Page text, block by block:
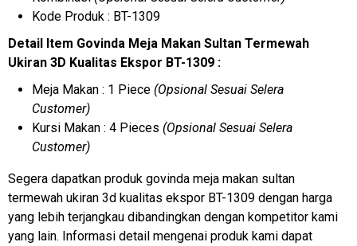
Kode Produk : BT-1309
Detail Item Govinda Meja Makan Sultan Termewah
Ukiran 3D Kualitas Ekspor BT-1309 :
Meja Makan : 1 Piece (Opsional Sesuai Selera
Customer)
Kursi Makan : 4 Pieces (Opsional Sesuai Selera
Customer)
Segera dapatkan produk govinda meja makan sultan
termewah ukiran 3d kualitas ekspor BT-1309 dengan harga
yang lebih terjangkau dibandingkan dengan kompetitor kami
yang lain. Informasi detail mengenai produk kami dapat